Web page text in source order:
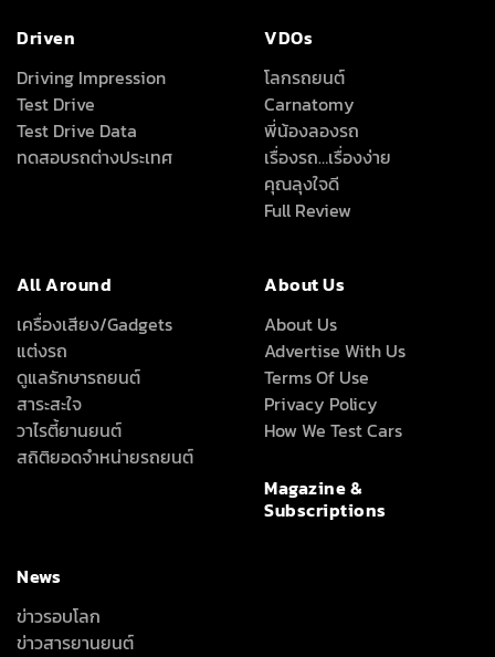
Driven
Driving Impression
Test Drive
Test Drive Data
ทดสอบรถต่างประเทศ
VDOs
โลกรถยนต์
Carnatomy
พี่น้องลองรถ
เรื่องรถ…เรื่องง่าย
คุณลุงใจดี
Full Review
All Around
เครื่องเสียง/Gadgets
แต่งรถ
ดูแลรักษารถยนต์
สาระสะใจ
วาไรตี้ยานยนต์
สถิติยอดจำหน่ายรถยนต์
About Us
About Us
Advertise With Us
Terms Of Use
Privacy Policy
How We Test Cars
Magazine &
Subscriptions
News
ข่าวรอบโลก
ข่าวสารยานยนต์